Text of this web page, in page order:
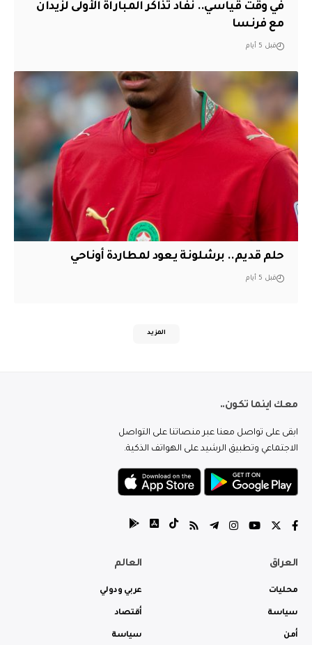
في وقت قياسي.. نفاد تذاكر المباراة الأولى لزيدان
مع فرنسا
قبل 5 أيام
حلم قديم.. برشلونة يعود لمطاردة أوناحي
قبل 5 أيام
المزيد
معك اينما تكون..
ابقى على تواصل معنا عبر منصاتنا على التواصل
الاجتماعي وتطبيق الرشيد على الهواتف الذكية.
العراق
محليات
سياسة
أمن
العالم
عربي ودولي
أقتصاد
سياسة